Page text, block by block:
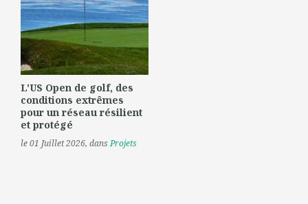
L'US Open de golf, des
conditions extrêmes
pour un réseau résilient
et protégé
le 01 Juillet 2026, dansProjets